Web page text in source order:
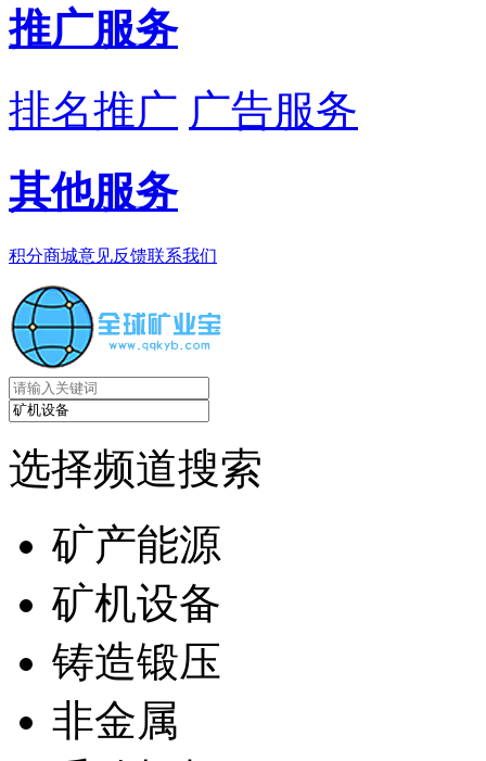
推广服务
排名推广 广告服务
其他服务
积分商城意见反馈联系我们
选择频道搜索
矿产能源
矿机设备
铸造锻压
非金属